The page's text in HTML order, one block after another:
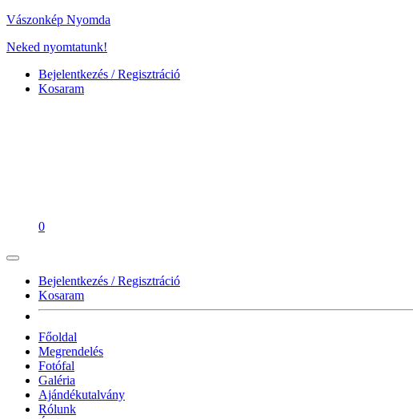
Vászonkép Nyomda
Neked nyomtatunk!
Bejelentkezés / Regisztráció
Kosaram
0
Bejelentkezés / Regisztráció
Kosaram
Főoldal
Megrendelés
Fotófal
Galéria
Ajándékutalvány
Rólunk